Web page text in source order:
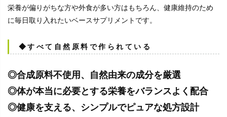
栄養が偏りがちな方や外食が多い方はもちろん、健康維持のため
に毎日取り入れたいベースサプリメントです。
◆すべて自然原料で作られている
◎合成原料不使用、自然由来の成分を厳選
◎体が本当に必要とする栄養をバランスよく配合
◎健康を支える、シンプルでピュアな処方設計